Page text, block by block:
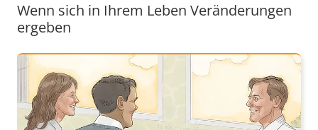
Wenn sich in Ihrem Leben Veränderungen
ergeben